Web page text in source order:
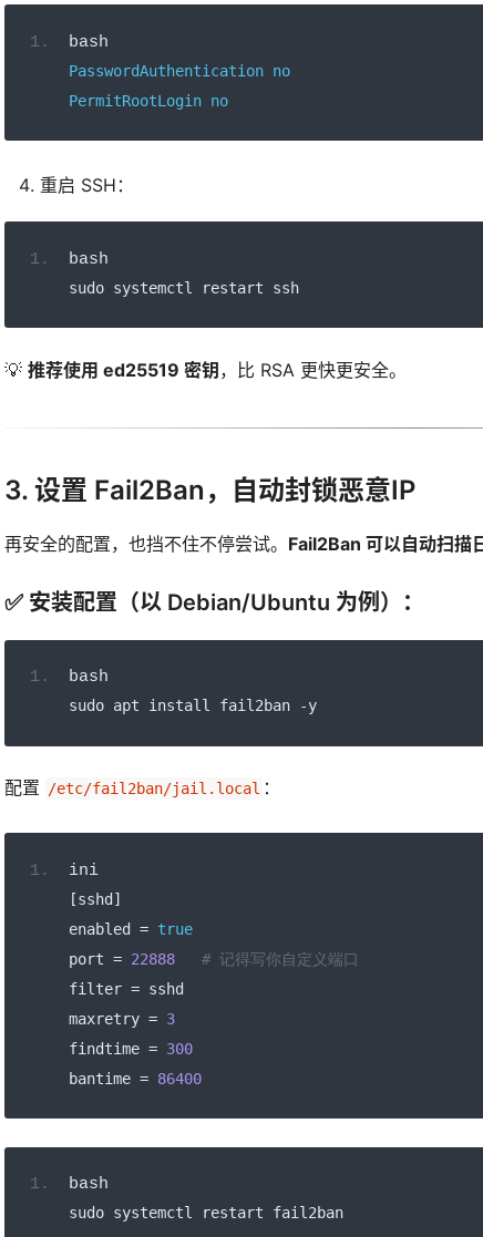
bash
PasswordAuthentication no
PermitRootLogin no
重启 SSH：
bash
sudo systemctl restart ssh
💡 推荐使用 ed25519 密钥，比 RSA 更快更安全。
3. 设置 Fail2Ban，自动封锁恶意IP
再安全的配置，也挡不住不停尝试。 Fail2Ban 可以自动扫描
✅ 安装配置（以 Debian/Ubuntu 为例）：
bash
sudo apt install fail2ban -y
配置 /etc/fail2ban/jail.local ：
ini
[sshd ]
enabled = true
port = 22888
# 记得写你自定义端口
filter = sshd
maxretry = 3
findtime = 300
bantime = 86400
bash
sudo systemctl restart fail2ban